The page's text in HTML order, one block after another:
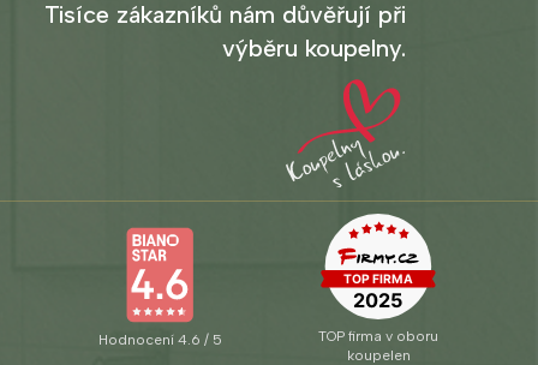
Tisíce zákazníků nám důvěřují při
výběru koupelny.
Hodnocení 4.6 / 5
TOP firma v oboru
koupelen